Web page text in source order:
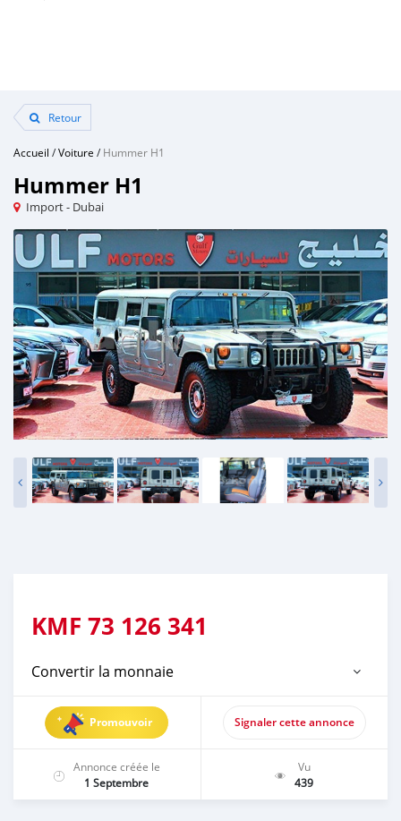
Retour
Accueil /Voiture /Hummer H1
Hummer H1
Import - Dubai
KMF 73 126 341
Convertir la monnaie
Promouvoir Signaler cette annonce
Annonce créée le
1 Septembre
Vu
439